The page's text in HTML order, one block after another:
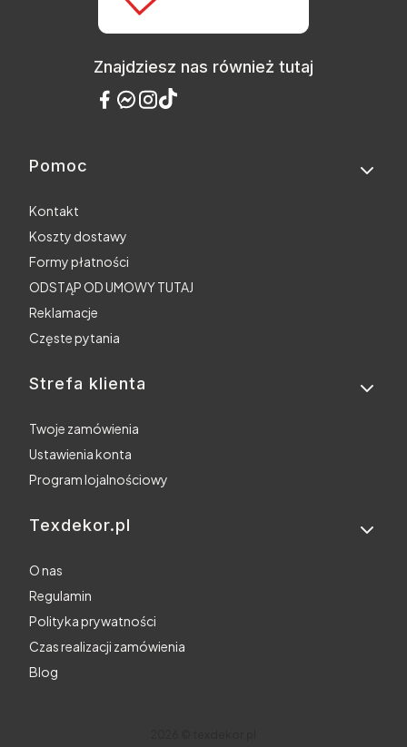
Znajdziesz nas również tutaj
Linki w stopce
Pomoc
Kontakt
Koszty dostawy
Formy płatności
ODSTĄP OD UMOWY TUTAJ
Reklamacje
Częste pytania
Strefa klienta
Twoje zamówienia
Ustawienia konta
Program lojalnościowy
Texdekor.pl
O nas
Regulamin
Polityka prywatności
Czas realizacji zamówienia
Blog